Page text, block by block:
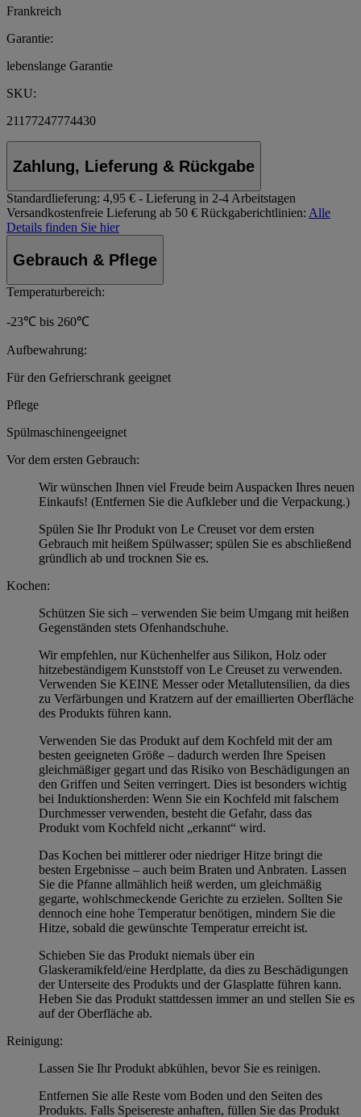
Frankreich
Garantie:
lebenslange Garantie
SKU:
21177247774430
Zahlung, Lieferung & Rückgabe
Standardlieferung: 4,95 € - Lieferung in 2-4 Arbeitstagen
Versandkostenfreie Lieferung ab 50 € Rückgaberichtlinien: Alle
Details finden Sie hier
Gebrauch & Pflege
Temperaturbereich:
-23℃ bis 260℃
Aufbewahrung:
Für den Gefrierschrank geeignet
Pflege
Spülmaschinengeeignet
Vor dem ersten Gebrauch:
Wir wünschen Ihnen viel Freude beim Auspacken Ihres neuen
Einkaufs! (Entfernen Sie die Aufkleber und die Verpackung.)
Spülen Sie Ihr Produkt von Le Creuset vor dem ersten
Gebrauch mit heißem Spülwasser; spülen Sie es abschließend
gründlich ab und trocknen Sie es.
Kochen:
Schützen Sie sich – verwenden Sie beim Umgang mit heißen
Gegenständen stets Ofenhandschuhe.
Wir empfehlen, nur Küchenhelfer aus Silikon, Holz oder
hitzebeständigem Kunststoff von Le Creuset zu verwenden.
Verwenden Sie KEINE Messer oder Metallutensilien, da dies
zu Verfärbungen und Kratzern auf der emaillierten Oberfläche
des Produkts führen kann.
Verwenden Sie das Produkt auf dem Kochfeld mit der am
besten geeigneten Größe – dadurch werden Ihre Speisen
gleichmäßiger gegart und das Risiko von Beschädigungen an
den Griffen und Seiten verringert. Dies ist besonders wichtig
bei Induktionsherden: Wenn Sie ein Kochfeld mit falschem
Durchmesser verwenden, besteht die Gefahr, dass das
Produkt vom Kochfeld nicht „erkannt“ wird.
Das Kochen bei mittlerer oder niedriger Hitze bringt die
besten Ergebnisse – auch beim Braten und Anbraten. Lassen
Sie die Pfanne allmählich heiß werden, um gleichmäßig
gegarte, wohlschmeckende Gerichte zu erzielen. Sollten Sie
dennoch eine hohe Temperatur benötigen, mindern Sie die
Hitze, sobald die gewünschte Temperatur erreicht ist.
Schieben Sie das Produkt niemals über ein
Glaskeramikfeld/eine Herdplatte, da dies zu Beschädigungen
der Unterseite des Produkts und der Glasplatte führen kann.
Heben Sie das Produkt stattdessen immer an und stellen Sie es
auf der Oberfläche ab.
Reinigung:
Lassen Sie Ihr Produkt abkühlen, bevor Sie es reinigen.
Entfernen Sie alle Reste vom Boden und den Seiten des
Produkts. Falls Speisereste anhaften, füllen Sie das Produkt